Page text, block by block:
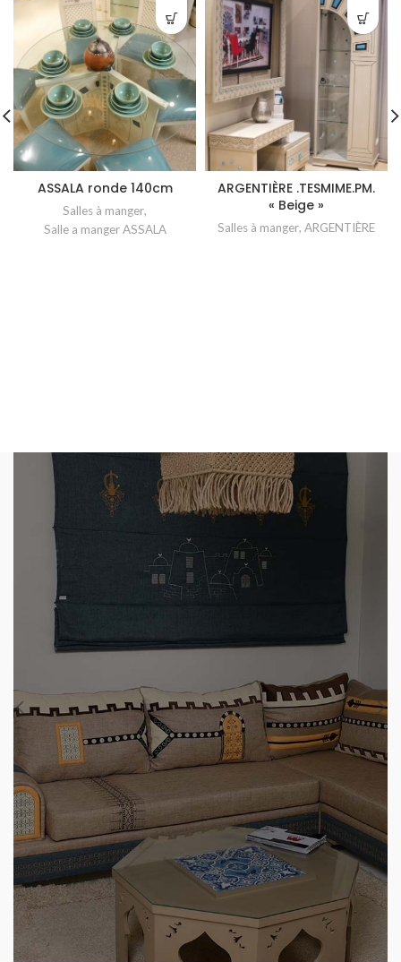
ASSALA ronde 140cm
Salles à manger,
Salle a manger ASSALA
ARGENTIÈRE .TESMIME.PM.
« Beige »
Salles à manger, ARGENTIÈRE